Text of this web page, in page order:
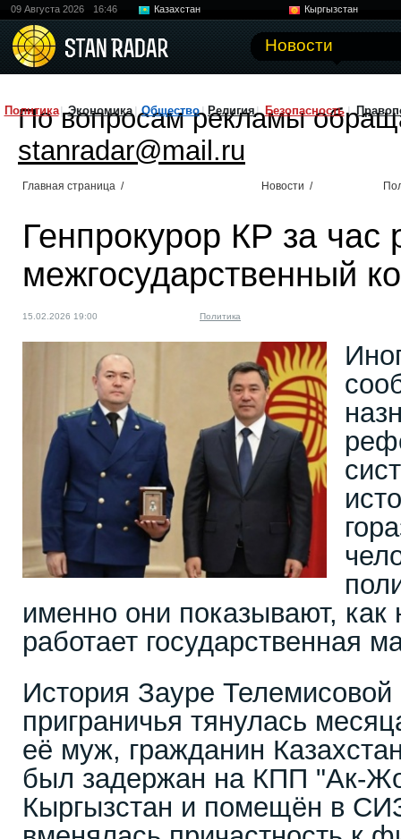
09 Августа 2026 16:46 Казахстан
Кыргызстан
Новости
Политика Экономика Общество Религия Безопасность
По вопросам рекламы
stanradar@mail.ru
Главная страница / Новости /
Генпрокурор КР за час
межгосударственный
15.02.2026 19:00 Политика
именно они показывают,
работает государственная
История Зауре Телемисовой
приграничья тянулась
её муж, гражданин
был задержан на КПП "Ак-
Кыргызстан и помещён в